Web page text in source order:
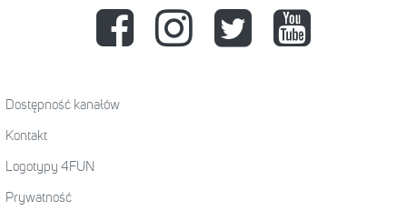
Dostępność kanałów
Kontakt
Logotypy 4FUN
Prywatność